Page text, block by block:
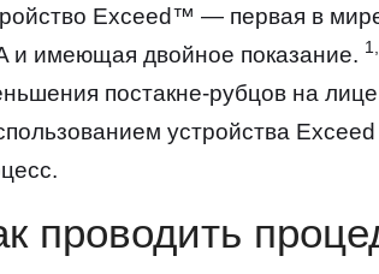
Exceed™ — первая в
и имеющая двойное показание.
постакне-рубцов на
устройства
проводить